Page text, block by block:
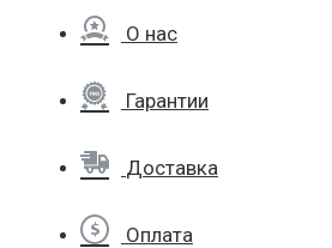
О нас
Гарантии
Доставка
Оплата